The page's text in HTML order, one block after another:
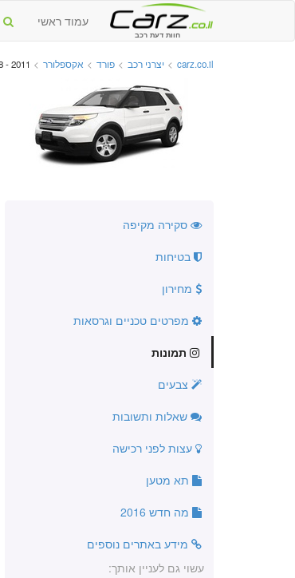
חוות דעת רכב
עמוד ראשי
carz.co.il
> יצרני רכב > פורד > אקספלורר > 2011 - 2018 - תמונות
סקירה מקיפה
בטיחות
מחירון
מפרטים טכניים וגרסאות
תמונות
צבעים
שאלות ותשובות
עצות לפני רכישה
תא מטען
מה חדש 2016
מידע באתרים נוספים
עשוי גם לעניין אותך: